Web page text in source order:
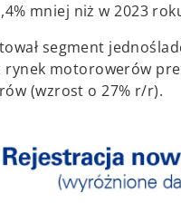
mniej niż w 2023
segment
rynek motorowerów
(wzrost o 27% r/r).